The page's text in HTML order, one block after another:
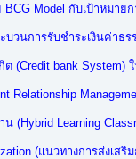
Model กับเป้าหมาย
วนการรับชำระเงินค่าธ
(Credit bank System)
Relationship
(Hybrid Learning
(แนวทางการส่งเส